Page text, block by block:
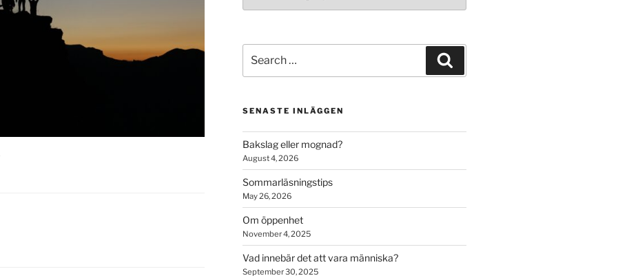
for:
SENASTE INLÄGGEN
Bakslag eller mognad?
August 4, 2026
Sommarläsningstips
May 26, 2026
Om öppenhet
November 4, 2025
Vad innebär det att vara människa?
September 30, 2025